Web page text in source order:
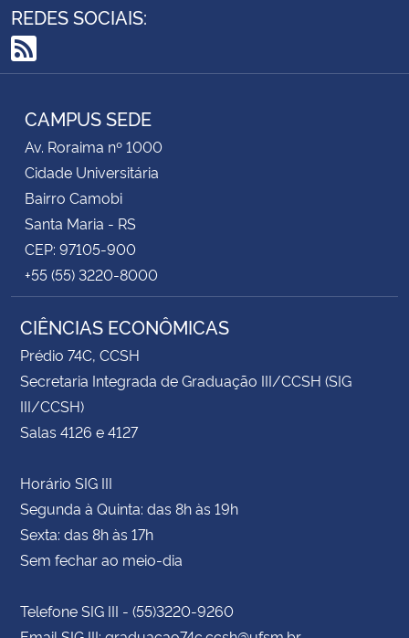
REDES SOCIAIS:
RSS
CAMPUS SEDE
Av. Roraima nº 1000
Cidade Universitária
Bairro Camobi
Santa Maria - RS
CEP: 97105-900
+55 (55) 3220-8000
CIÊNCIAS ECONÔMICAS
Prédio 74C, CCSH
Secretaria Integrada de Graduação III/CCSH (SIG
III/CCSH)
Salas 4126 e 4127
Horário SIG III
Segunda à Quinta: das 8h às 19h
Sexta: das 8h às 17h
Sem fechar ao meio-dia
Telefone SIG III - (55)3220-9260